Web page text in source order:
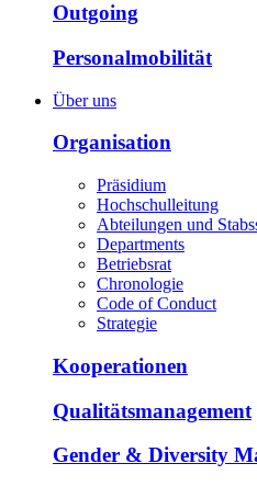
Outgoing
Personalmobilität
Über uns
Organisation
Präsidium
Hochschulleitung
Abteilungen und
Departments
Betriebsrat
Chronologie
Code of Conduct
Strategie
Kooperationen
Qualitätsmanagement
Gender & Diversity